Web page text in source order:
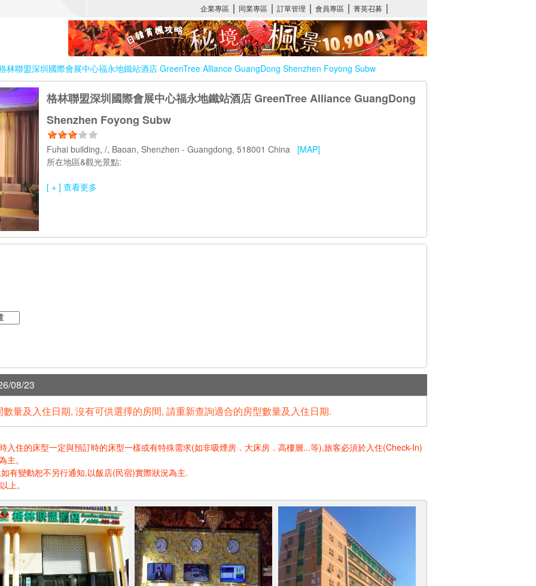
林聯盟深圳國際會展中心福永地鐵站酒店 GreenTree Alliance GuangDong Shenzhen Foyong Subw
格林聯盟深圳國際會展中心福永地鐵站酒店 GreenTree Alliance GuangDong
Shenzhen Foyong Subw
Fuhai building, /, Baoan, Shenzhen - Guangdong, 518001 China [MAP]
所在地區&觀光景點:
[ + ] 查看更多
08/23
量及入住日期, 沒有可供選擇的房間, 請重新查詢適合的房型數量及入住日期.
入住的床型一定與預訂時的床型一樣或有特殊需求(如非吸煙房．大床房．高樓層...等),旅客必須於入住(Check-In)
主。
有變動恕不另行通知,以飯店(民宿)實際狀況為主.
上。